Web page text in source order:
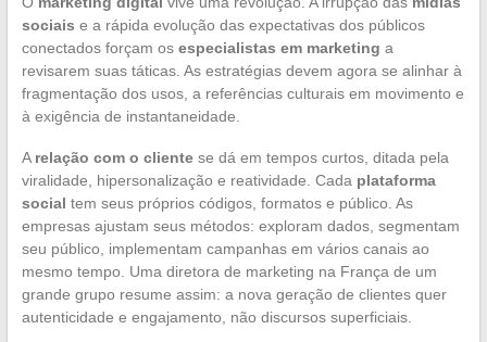
sociais e a rápida evolução das expectativas dos públicos
conectados forçam os especialistas em marketing a
revisarem suas táticas. As estratégias devem agora se alinhar à
fragmentação dos usos, a referências culturais em movimento e
à exigência de instantaneidade.
A relação com o clientese dá em tempos curtos, ditada pela
viralidade, hipersonalização e reatividade. Cada plataforma
social tem seus próprios códigos, formatos e público. As
empresas ajustam seus métodos: exploram dados, segmentam
seu público, implementam campanhas em vários canais ao
mesmo tempo. Uma diretora de marketing na França de um
grande grupo resume assim: a nova geração de clientes quer
autenticidade e engajamento, não discursos superficiais.